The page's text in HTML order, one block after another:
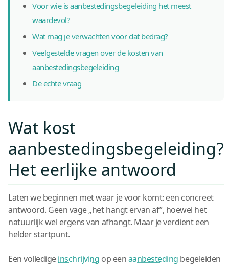
Voor wie is aanbestedingsbegeleiding het meest
waardevol?
Wat mag je verwachten voor dat bedrag?
Veelgestelde vragen over de kosten van
aanbestedingsbegeleiding
De echte vraag
Wat kost
aanbestedingsbegeleiding?
Het eerlijke antwoord
Laten we beginnen met waar je voor komt: een concreet
antwoord. Geen vage „het hangt ervan af”, hoewel het
natuurlijk wel ergens van afhangt. Maar je verdient een
helder startpunt.
Een volledigeinschrijving op eenaanbesteding begeleiden